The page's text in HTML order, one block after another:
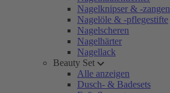
Nagelknipser & -zangen
Nagelöle & -pflegestifte
Nagelscheren
Nagelhärter
Nagellack
Beauty Set
Alle anzeigen
Dusch- & Badesets